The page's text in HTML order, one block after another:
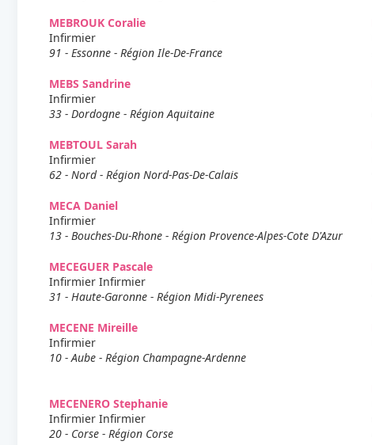
MEBROUK Coralie
Infirmier
91 - Essonne - Région Ile-De-France
MEBS Sandrine
Infirmier
33 - Dordogne - Région Aquitaine
MEBTOUL Sarah
Infirmier
62 - Nord - Région Nord-Pas-De-Calais
MECA Daniel
Infirmier
13 - Bouches-Du-Rhone - Région Provence-Alpes-Cote D'Azur
MECEGUER Pascale
Infirmier Infirmier
31 - Haute-Garonne - Région Midi-Pyrenees
MECENE Mireille
Infirmier
10 - Aube - Région Champagne-Ardenne
MECENERO Stephanie
Infirmier Infirmier
20 - Corse - Région Corse